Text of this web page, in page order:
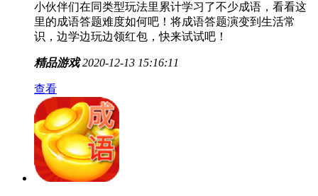
小伙伴们在同类型玩法里累计学习了不少成语，看看这
里的成语答题难度如何吧！将成语答题演变到生活常
识，边学边玩边领红包，快来试试吧！
精品游戏 2020-12-13 15:16:11
查看